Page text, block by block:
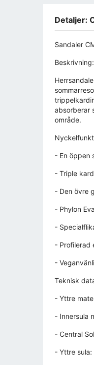
Detaljer:
Sandaler
Beskrivning:
absorberar
område.
- En öppen
- Triple
- Den övre
- Phylon
-
- Profilerad
-
Teknisk
- Yttre
- Innersula
- Central
- Yttre sula: